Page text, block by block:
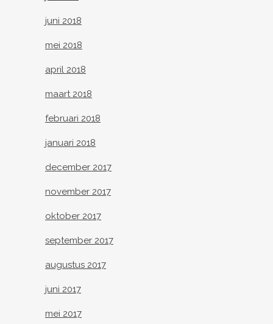
juni 2018
mei 2018
april 2018
maart 2018
februari 2018
januari 2018
december 2017
november 2017
oktober 2017
september 2017
augustus 2017
juni 2017
mei 2017